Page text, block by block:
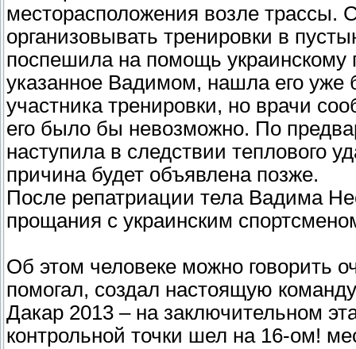
месторасположения возле трассы.
организовывать тренировки в
поспешила на помощь украинскому
указанное Вадимом, нашла его уже
участника тренировки, но врачи
его было бы невозможно. По
наступила в следствии теплового
причина будет объявлена позже.
После репатриации тела Вадима
прощания с украинским
Об этом человеке можно говорить
помогал, создал настоящую
Дакар 2013 – на заключительном
контрольной точки шел на 16-ом!